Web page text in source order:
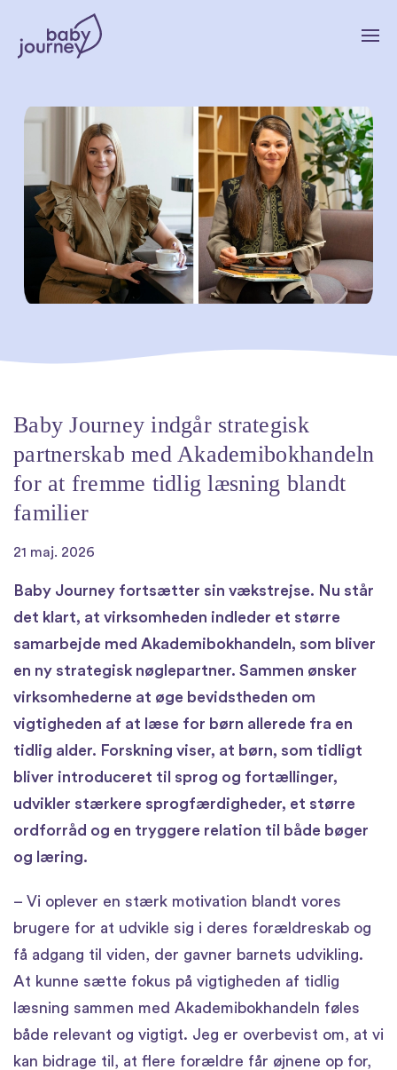
Baby Journey indgår strategisk
partnerskab med Akademibokhandeln
for at fremme tidlig læsning blandt
familier
21 maj. 2026
Baby Journey fortsætter sin vækstrejse. Nu står
det klart, at virksomheden indleder et større
samarbejde med Akademibokhandeln, som bliver
en ny strategisk nøglepartner. Sammen ønsker
virksomhederne at øge bevidstheden om
vigtigheden af at læse for børn allerede fra en
tidlig alder. Forskning viser, at børn, som tidligt
bliver introduceret til sprog og fortællinger,
udvikler stærkere sprogfærdigheder, et større
ordforråd og en tryggere relation til både bøger
og læring.
– Vi oplever en stærk motivation blandt vores
brugere for at udvikle sig i deres forældreskab og
få adgang til viden, der gavner barnets udvikling.
At kunne sætte fokus på vigtigheden af tidlig
læsning sammen med Akademibokhandeln føles
både relevant og vigtigt. Jeg er overbevist om, at vi
kan bidrage til, at flere forældre får øjnene op for,